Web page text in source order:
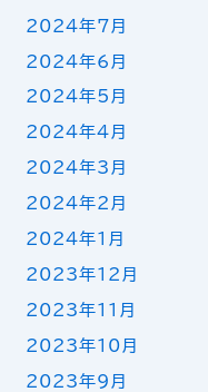
2024年7月
2024年6月
2024年5月
2024年4月
2024年3月
2024年2月
2024年1月
2023年12月
2023年11月
2023年10月
2023年9月